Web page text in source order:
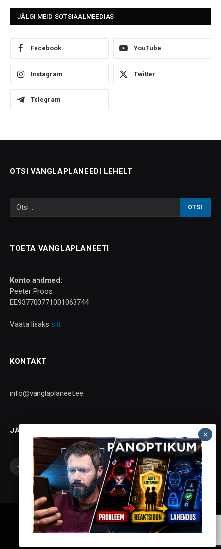
JÄLGI MEID SOTSIAALMEEDIAS
Facebook YouTube
Instagram Twitter
Telegram
OTSI VANGLAPLANEEDI LEHELT
TOETA VANGLAPLANEETI
Konto andmed:
Peeter Proos
EE937700771001063744
Vaata lisaks siit
KONTAKT
info@vanglaplaneet.ee
JÄLGI SOTSIAALMEEDIAS
Facebook
X
(Twitter)
InstagramYouTubeTelegram
Vanglaplaneet - Vastupanu Vaim